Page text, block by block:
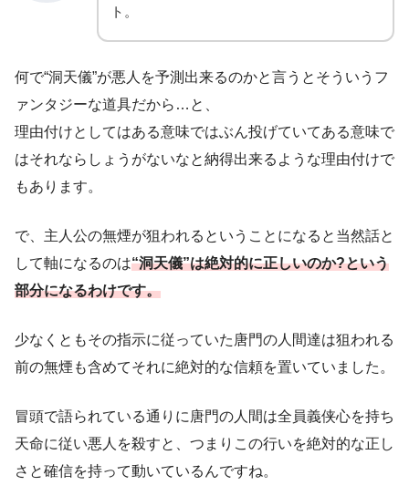
ト。
何で“洞天儀”が悪人を予測出来るのかと言うとそういうフ
ァンタジーな道具だから…と、
理由付けとしてはある意味ではぶん投げていてある意味で
はそれならしょうがないなと納得出来るような理由付けで
もあります。
で、主人公の無煙が狙われるということになると当然話と
して軸になるのは“洞天儀”は絶対的に正しいのか?という
部分になるわけです。
少なくともその指示に従っていた唐門の人間達は狙われる
前の無煙も含めてそれに絶対的な信頼を置いていました。
冒頭で語られている通りに唐門の人間は全員義侠心を持ち
天命に従い悪人を殺すと、つまりこの行いを絶対的な正し
さと確信を持って動いているんですね。